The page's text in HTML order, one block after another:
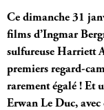
Ce dimanche 31
films d’Ingmar
sulfureuse Harriett
premiers regard-
rarement égalé ! Et
Erwan Le Duc,